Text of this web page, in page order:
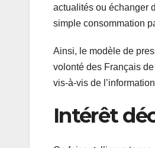
actualités ou échanger
simple consommation
Ainsi, le modèle de
volonté des Français
vis-à-vis de
Intérêt